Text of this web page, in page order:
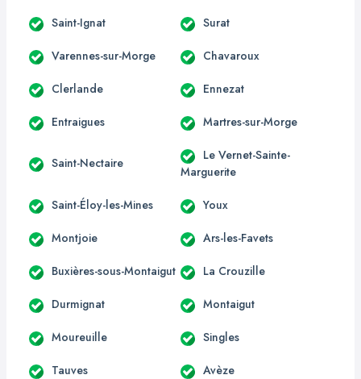
Saint-Ignat Surat
Varennes-sur-Morge Chavaroux
Clerlande Ennezat
Entraigues Martres-sur-Morge
Saint-Nectaire
Le Vernet-Sainte-
Marguerite
Saint-Éloy-les-Mines Youx
Montjoie Ars-les-Favets
Buxières-sous-Montaigut La Crouzille
Durmignat Montaigut
Moureuille Singles
Tauves Avèze